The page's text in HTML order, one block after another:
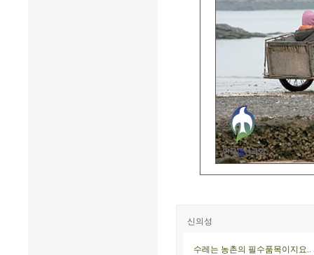
신의성
수레는 농촌의 필수품목이지요